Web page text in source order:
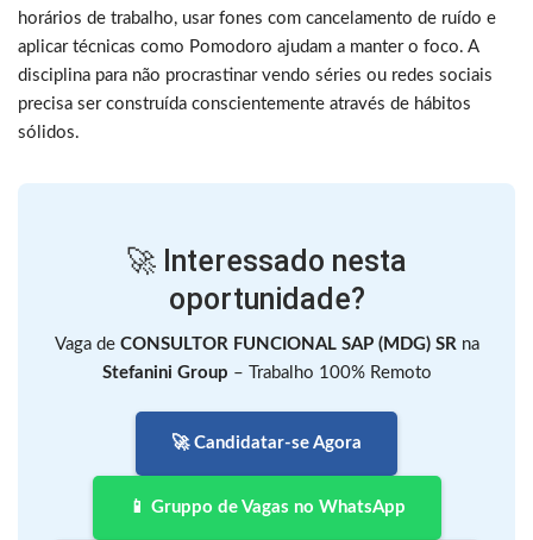
horários de trabalho, usar fones com cancelamento de ruído e
aplicar técnicas como Pomodoro ajudam a manter o foco. A
disciplina para não procrastinar vendo séries ou redes sociais
precisa ser construída conscientemente através de hábitos
sólidos.
🚀 Interessado nesta
oportunidade?
Vaga de CONSULTOR FUNCIONAL SAP (MDG) SR na
Stefanini Group – Trabalho 100% Remoto
🚀 Candidatar-se Agora
📱 Gruppo de Vagas no WhatsApp